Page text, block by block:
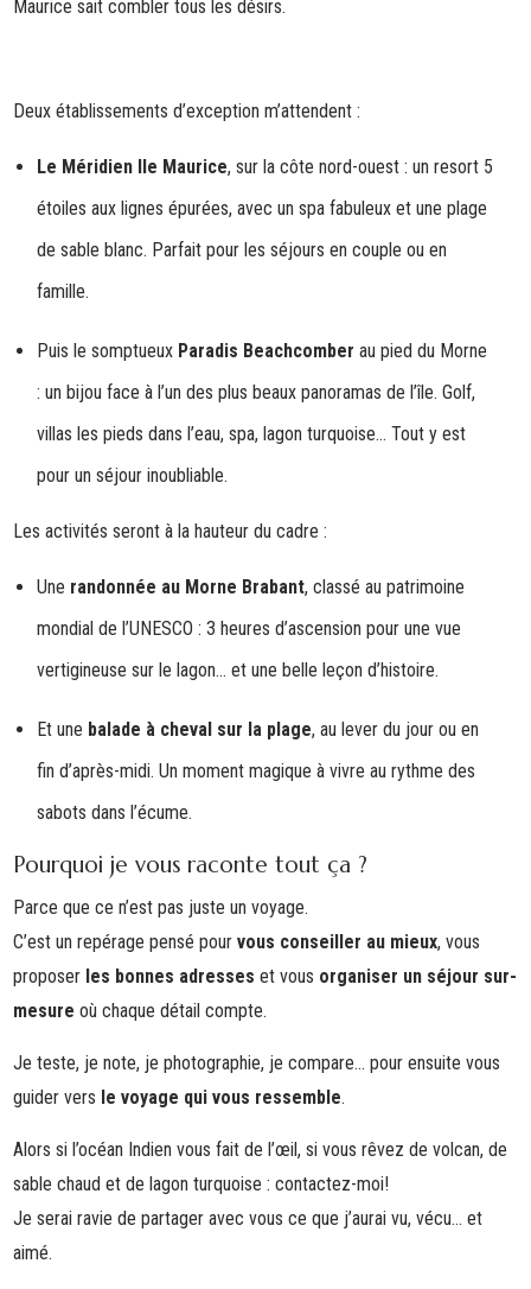
Maurice sait combler tous les désirs.
Deux établissements d’exception m’attendent :
Le Méridien Ile Maurice, sur la côte nord-ouest : un resort 5
étoiles aux lignes épurées, avec un spa fabuleux et une plage
de sable blanc. Parfait pour les séjours en couple ou en
famille.
Puis le somptueux Paradis Beachcomber au pied du Morne
: un bijou face à l’un des plus beaux panoramas de l’île. Golf,
villas les pieds dans l’eau, spa, lagon turquoise… Tout y est
pour un séjour inoubliable.
Les activités seront à la hauteur du cadre :
Une randonnée au Morne Brabant, classé au patrimoine
mondial de l’UNESCO : 3 heures d’ascension pour une vue
vertigineuse sur le lagon… et une belle leçon d’histoire.
Et une balade à cheval sur la plage, au lever du jour ou en
fin d’après-midi. Un moment magique à vivre au rythme des
sabots dans l’écume.
Pourquoi je vous raconte tout ça ?
Parce que ce n’est pas juste un voyage.
C’est un repérage pensé pourvous conseiller au mieux, vous
proposer les bonnes adresses et vous organiser un séjour sur-
mesure où chaque détail compte.
Je teste, je note, je photographie, je compare… pour ensuite vous
guider vers le voyage qui vous ressemble.
Alors si l’océan Indien vous fait de l’œil, si vous rêvez de volcan, de
sable chaud et de lagon turquoise : contactez-moi!
Je serai ravie de partager avec vous ce que j’aurai vu, vécu… et
aimé.